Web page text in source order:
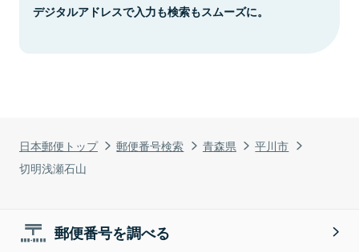
日本郵便トップ 郵便番号検索 青森県
平川市
切明浅瀬石山
デジタルアドレスで入力も検索もスムーズに。
郵便番号を調べる